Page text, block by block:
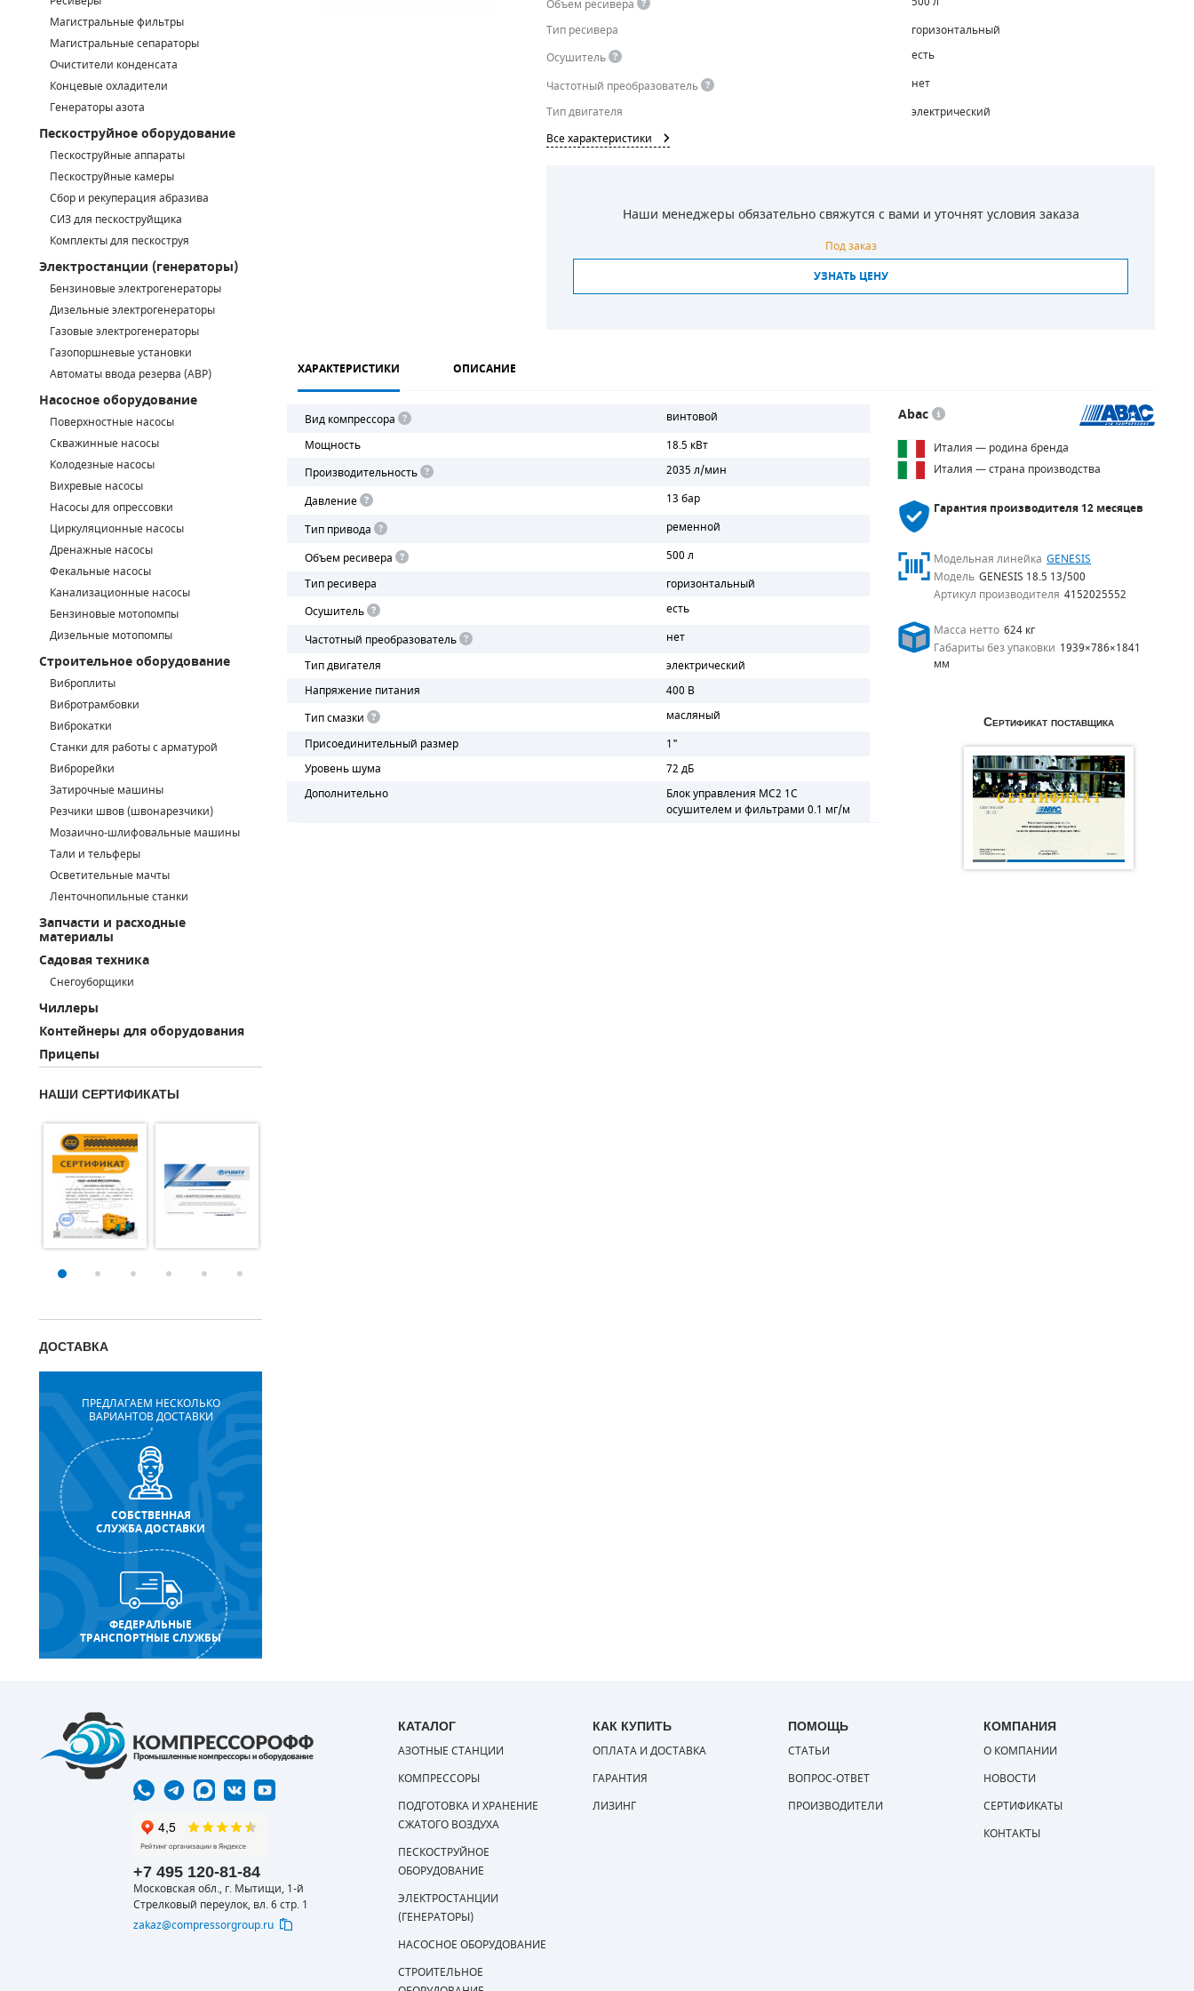
Магистральные фильтры
Магистральные сепараторы
Очистители конденсата
Концевые охладители
Генераторы азота
Пескоструйное оборудование
Пескоструйные аппараты
Пескоструйные камеры
Сбор и рекуперация абразива
СИЗ для пескоструйщика
Комплекты для пескоструя
Электростанции (генераторы)
Бензиновые электрогенераторы
Дизельные электрогенераторы
Газовые электрогенераторы
Газопоршневые установки
Автоматы ввода резерва (АВР)
Насосное оборудование
Поверхностные насосы
Скважинные насосы
Колодезные насосы
Вихревые насосы
Насосы для опрессовки
Циркуляционные насосы
Дренажные насосы
Фекальные насосы
Канализационные насосы
Бензиновые мотопомпы
Дизельные мотопомпы
Строительное оборудование
Виброплиты
Вибротрамбовки
Виброкатки
Станки для работы с арматурой
Виброрейки
Затирочные машины
Резчики швов (швонарезчики)
Мозаично-шлифовальные машины
Тали и тельферы
Осветительные мачты
Ленточнопильные станки
Запчасти и расходные
материалы
Садовая техника
Снегоуборщики
Чиллеры
Контейнеры для оборудования
Прицепы
НАШИ СЕРТИФИКАТЫ
ДОСТАВКА
ПРЕДЛАГАЕМ НЕСКОЛЬКО
ВАРИАНТОВ ДОСТАВКИ
СОБСТВЕННАЯ
СЛУЖБА ДОСТАВКИ
ФЕДЕРАЛЬНЫЕ
ТРАНСПОРТНЫЕ СЛУЖБЫ
Объем ресивера
Тип ресивера
горизонтальный
Осушитель
есть
Частотный преобразователь
нет
Тип двигателя
электрический
Все характеристики
Наши менеджеры обязательно свяжутся с вами и уточнят условия заказа
Под заказ
УЗНАТЬ ЦЕНУ
ХАРАКТЕРИСТИКИ ОПИСАНИЕ
Вид компрессора
винтовой
Мощность
18.5 кВт
Производительность
2035 л/мин
Давление
13 бар
Тип привода
ременной
Объем ресивера
500 л
Тип ресивера
горизонтальный
Осушитель
есть
Частотный преобразователь
нет
Тип двигателя
электрический
Напряжение питания
400 В
Тип смазки
масляный
Присоединительный размер
1"
Уровень шума
72 дБ
Дополнительно
Блок управления MC2 1С
осушителем и фильтрами 0.1 мг/м
Abac
Италия — родина бренда
Италия — страна производства
Гарантия производителя12 месяцев
Модельная линейка GENESIS
Модель GENESIS 18.5 13/500
Артикул производителя 4152025552
Масса нетто 624 кг
Габариты без упаковки 1939×786×1841
мм
Сертификат поставщика
+7 495 120-81-84
Московская обл., г. Мытищи, 1-й
Стрелковый переулок, вл. 6 стр. 1
zakaz@compressorgroup.ru
КАТАЛОГ
АЗОТНЫЕ СТАНЦИИ
КОМПРЕССОРЫ
ПОДГОТОВКА И ХРАНЕНИЕ
СЖАТОГО ВОЗДУХА
ПЕСКОСТРУЙНОЕ
ОБОРУДОВАНИЕ
ЭЛЕКТРОСТАНЦИИ
(ГЕНЕРАТОРЫ)
НАСОСНОЕ ОБОРУДОВАНИЕ
СТРОИТЕЛЬНОЕ
КАК КУПИТЬ
ОПЛАТА И ДОСТАВКА
ГАРАНТИЯ
ЛИЗИНГ
ПОМОЩЬ
СТАТЬИ
ВОПРОС-ОТВЕТ
ПРОИЗВОДИТЕЛИ
КОМПАНИЯ
О КОМПАНИИ
НОВОСТИ
СЕРТИФИКАТЫ
КОНТАКТЫ
САДОВАЯ ТЕХНИКА
КОНТЕЙНЕРЫ ДЛЯ ОБОРУДОВАНИЯ
КАНАЛИЗАЦИОННЫЕ НАСОСЫ
ДИЗЕЛЬНЫЕ МОТОПОМПЫ
ТАЛИ И ТЕЛЬФЕРЫ
ЛЕНТОЧНОПИЛЬНЫЕ СТАНКИ
КОНТРОЛЛЕРЫ (БЛОКИ УПРАВЛЕНИЯ)
ВПУСКНЫЕ КЛАПАНЫ
ОБРАТНЫЕ КЛАПАНЫ
КЛАПАНЫ МИНИМАЛЬНОГО ДАВЛЕНИЯ
РЕЛЕ ДАВЛЕНИЯ ДЛЯ ДЛЯ КОМПРЕССОРОВ
ДАТЧИКИ
РУКАВА ВЫСОКОГО ДАВЛЕНИЯ (РВД)
ЗАПЧАСТИ ДЛЯ ВИНТОВЫХ КОМПРЕССОРОВ
СМЕННЫЕ ЭЛЕМЕНТЫ МАГИСТРАЛЬНЫХ ФИЛЬТРОВ
ДЛЯ АДСОРБЦИОННЫХ ОСУШИТЕЛЕЙ
ЭЛЕКТРОДВИГАТЕЛИ
БЕНЗИНОВЫЕ ДВИГАТЕЛИ
ДИЗЕЛЬНЫЕ ДВИГАТЕЛИ
ФИЛЬТРЫ ТОПЛИВНЫЕ
МОТОРНОЕ МАСЛО
РАДИАТОРЫ
ПОДШИПНИКИ
ПОРШНЕВЫЕ БЛОКИ
ДЕТАЛИ ПОРШНЕВЫХ КОМПРЕССОРОВ
ДЕТАЛИ СПИРАЛЬНЫХ КОМПРЕССОРОВ
ДЕТАЛИ НАСОСНОЙ ЧАСТИ
ДЕТАЛИ ПОГРУЖНЫХ НАСОСОВ
ШЛАНГИ ДЛЯ МОТОПОМП
ДЛЯ ВАКУУМНЫХ НАСОСОВ